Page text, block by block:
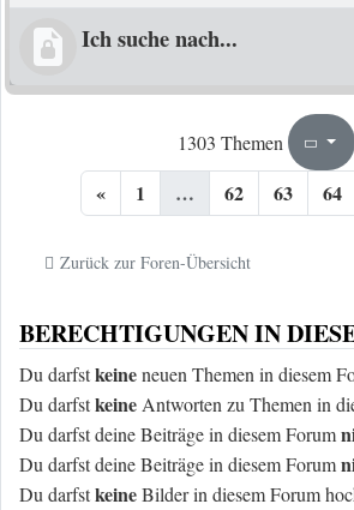
Ich suche nach...
1303 Themen Seite
« 1 … 62 63 64
Zurück zur Foren-Übersicht
BERECHTIGUNGEN IN
Du darfstkeineneuen Themen in diesem
Du darfstkeine Antworten zu Themen in
Du darfst deine Beiträge in diesem Forum
Du darfst deine Beiträge in diesem Forum
Du darfstkeineBilder in diesem Forum